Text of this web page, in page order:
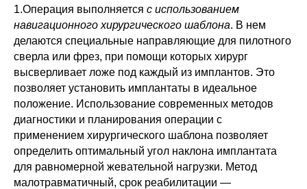
1.Операция выполняется с использованием
навигационного хирургического шаблона. В нем
делаются специальные направляющие для пилотного
сверла или фрез, при помощи которых хирург
высверливает ложе под каждый из имплантов. Это
позволяет установить имплантаты в идеальное
положение. Использование современных методов
диагностики и планирования операции с
применением хирургического шаблона позволяет
определить оптимальный угол наклона имплантата
для равномерной жевательной нагрузки. Метод
малотравматичный, срок реабилитации —